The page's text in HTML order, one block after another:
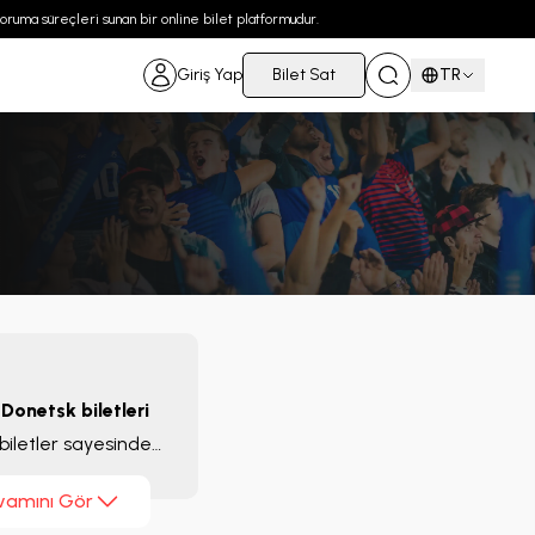
süreçleri sunan bir online bilet platformudur.
Giriş Yap Bilet Sat TR
biletleri
sayesinde
ligin en büyük
Gör